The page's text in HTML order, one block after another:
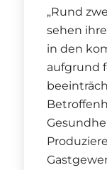
„Rund
sehen
in den
aufgrund